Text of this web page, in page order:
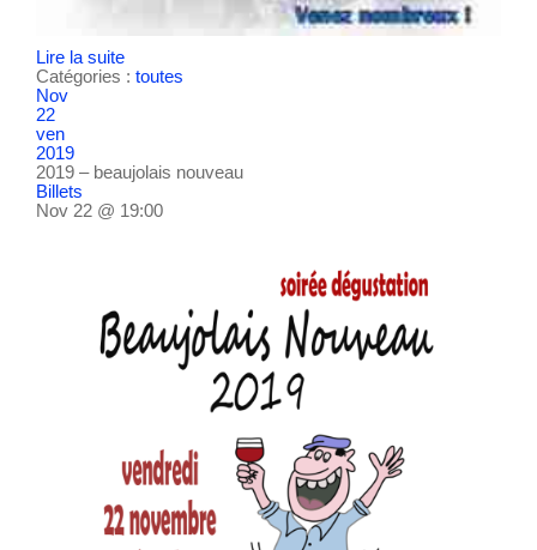
Lire la suite
Catégories : toutes
Nov
22
ven
2019
2019 – beaujolais nouveau
Billets
Nov 22 @ 19:00